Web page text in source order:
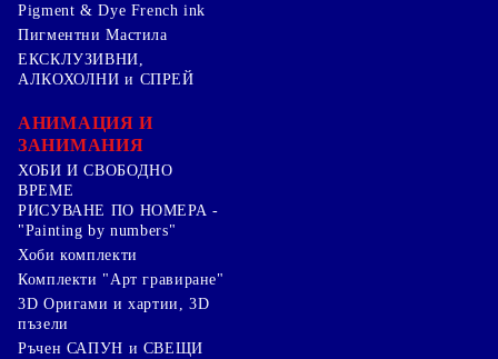
Pigment & Dye French ink
Пигментни Мастила
ЕКСКЛУЗИВНИ,
АЛКОХОЛНИ и СПРЕЙ
АНИМАЦИЯ И
ЗАНИМАНИЯ
ХОБИ И СВОБОДНО
ВРЕМЕ
РИСУВАНЕ ПО НОМЕРА -
"Painting by numbers"
Хоби комплекти
Комплекти "Арт гравиране"
3D Оригами и хартии, 3D
пъзели
Ръчен САПУН и СВЕЩИ